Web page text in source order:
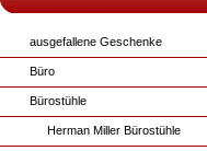
ausgefallene Geschenke
Büro
Bürostühle
Herman Miller Bürostühle